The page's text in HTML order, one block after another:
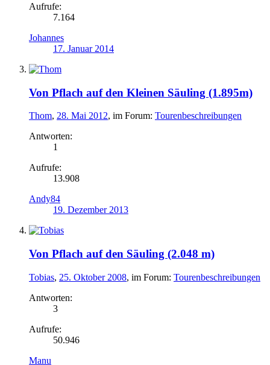
Aufrufe:
7.164
Johannes
17. Januar 2014
Von Pflach auf den Kleinen Säuling (1.895m)
Thom, 28. Mai 2012, im Forum: Tourenbeschreibungen
Antworten:
1
Aufrufe:
13.908
Andy84
19. Dezember 2013
Von Pflach auf den Säuling (2.048 m)
Tobias, 25. Oktober 2008, im Forum: Tourenbeschreibungen
Antworten:
3
Aufrufe:
50.946
Manu